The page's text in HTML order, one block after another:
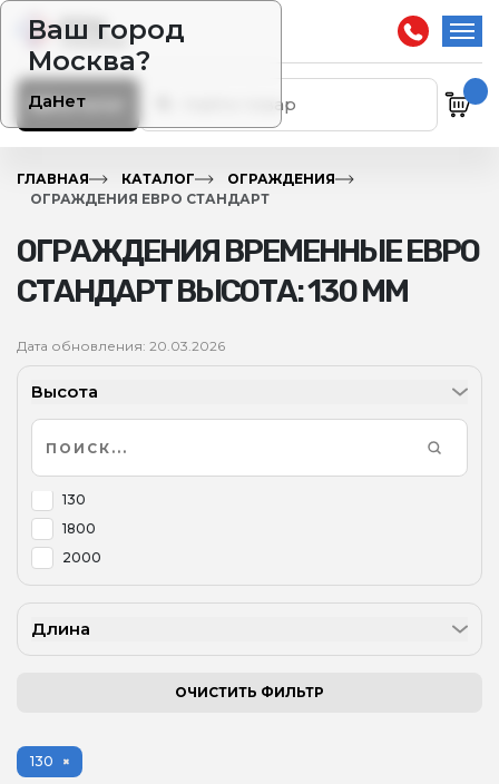
Ваш город
Москва?
ДаНет
Каталог
ГЛАВНАЯ КАТАЛОГ
ОГРАЖДЕНИЯ
ОГРАЖДЕНИЯ ЕВРО СТАНДАРТ
ОГРАЖДЕНИЯ ВРЕМЕННЫЕ ЕВРО
СТАНДАРТ ВЫСОТА: 130 ММ
Дата обновления: 20.03.2026
Высота
130
1800
2000
Длина
ОЧИСТИТЬ ФИЛЬТР
130